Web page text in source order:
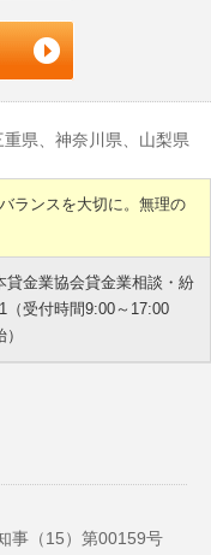
県、神奈川県、山梨県
ランスを大切に。無理の
貸金業協会貸金業相談・紛
（受付時間9:00～17:00
事（15）第00159号